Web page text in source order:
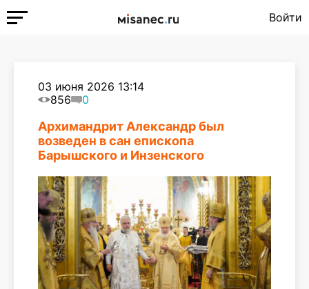
Войти
03 июня 2026 13:14
856
0
Архимандрит Александр был
возведен в сан епископа
Барышского и Инзенского